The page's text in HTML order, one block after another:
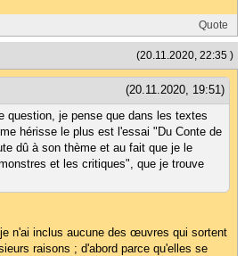
Quote
(20.11.2020, 22:35 )
(20.11.2020, 19:51)
question, je pense que dans les textes
hérisse le plus est l'essai "Du Conte de
dû à son thème et au fait que je le
et les critiques", que je trouve
n'ai inclus aucune des œuvres qui sortent
raisons ; d'abord parce qu'elles se